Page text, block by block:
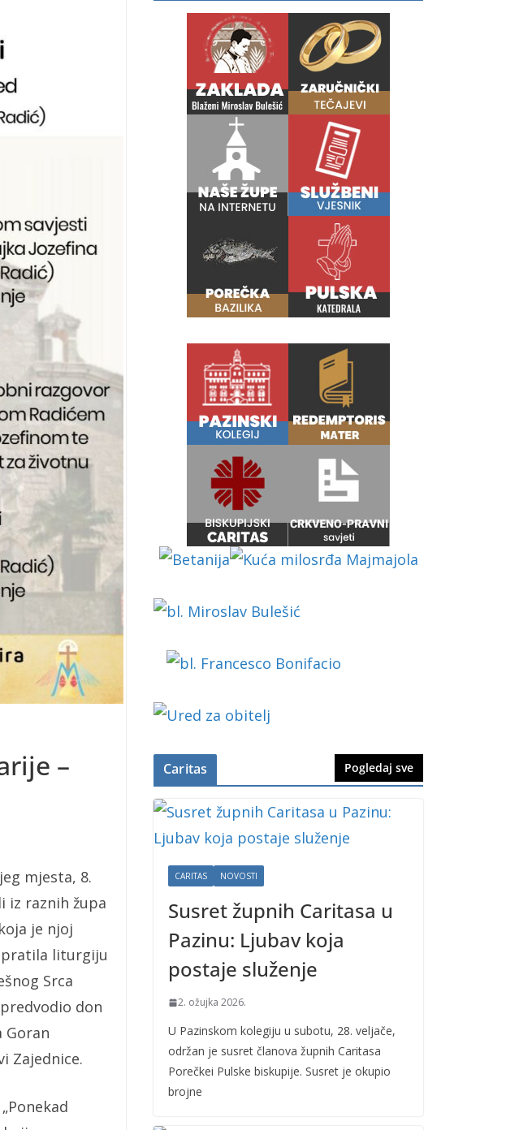
–
mjesta, 8.
iz raznih župa
je njoj
liturgiju
Srca
don
Goran
Zajednice.
Caritas Pogledaj sve
CARITAS NOVOSTI
Susret župnih Caritasa u
Pazinu: Ljubav koja
postaje služenje
2. ožujka 2026.
U Pazinskom kolegiju u subotu, 28. veljače,
održan je susret članova župnih Caritasa
Porečkei Pulske biskupije. Susret je okupio
brojne